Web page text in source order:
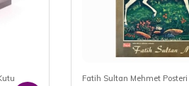
Fatih Sultan Mehmet Posteri